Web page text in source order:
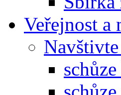
Veřejnost a
Navštivte